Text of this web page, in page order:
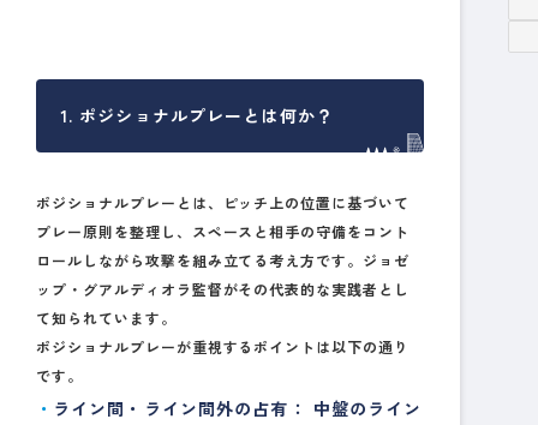
1. ポジショナルプレーとは何か？
ポジショナルプレーとは、ピッチ上の位置に基づいて
プレー原則を整理し、スペースと相手の守備をコント
ロールしながら攻撃を組み立てる考え方です。ジョゼ
ップ・グアルディオラ監督がその代表的な実践者とし
て知られています。
ポジショナルプレーが重視するポイントは以下の通り
です。
ライン間・ライン間外の占有：
中盤のライン